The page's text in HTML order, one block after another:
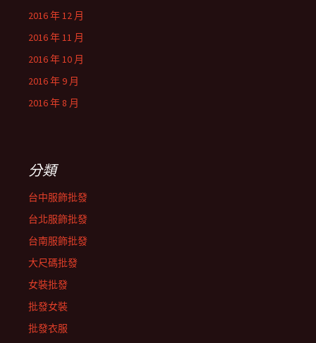
2016 年 12 月
2016 年 11 月
2016 年 10 月
2016 年 9 月
2016 年 8 月
分類
台中服飾批發
台北服飾批發
台南服飾批發
大尺碼批發
女裝批發
批發女裝
批發衣服